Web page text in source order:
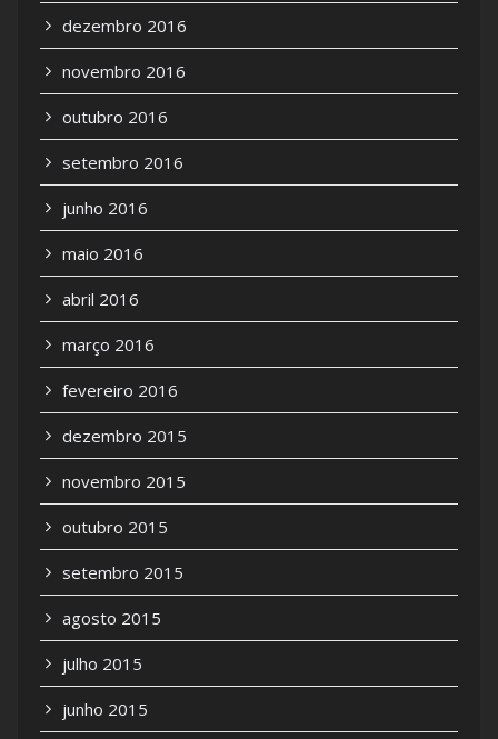
dezembro 2016
novembro 2016
outubro 2016
setembro 2016
junho 2016
maio 2016
abril 2016
março 2016
fevereiro 2016
dezembro 2015
novembro 2015
outubro 2015
setembro 2015
agosto 2015
julho 2015
junho 2015